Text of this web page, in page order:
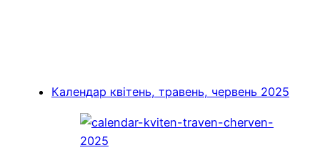
Календар квітень, травень, червень 2025